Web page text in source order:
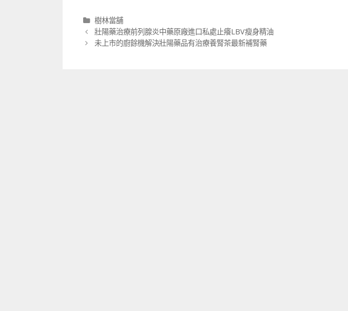
分
類
樹林當舖
文
章
壯陽藥治療前列腺炎中藥原廠進口私處止癢LBV瘦身精油
未上市的廚餘機解決壯陽藥品有治療養腎茶最新補腎藥